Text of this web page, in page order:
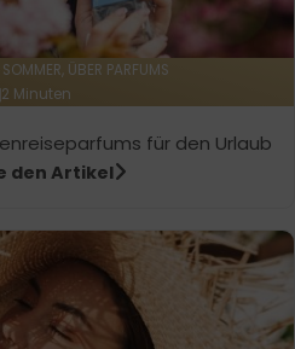
ÜBER PARFUMS
2 Minuten
für den Urlaub
den Artikel